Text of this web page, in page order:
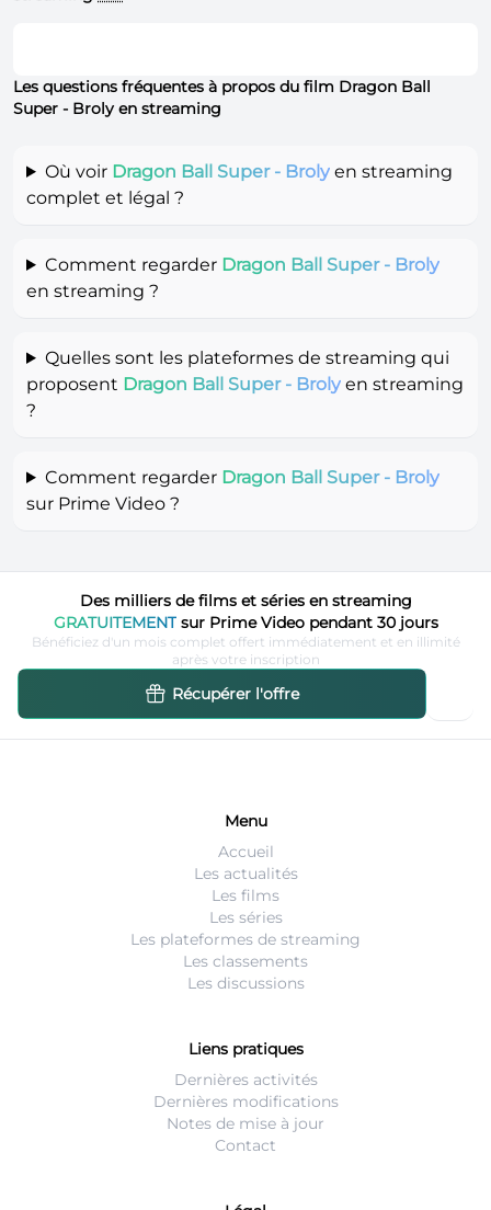
Les questions fréquentes à propos du film Dragon Ball
Super - Broly en streaming
Où voir Dragon Ball Super - Brolyen streaming
complet et légal ?
Comment regarder Dragon Ball Super - Broly
en streaming ?
Quelles sont les plateformes de streaming qui
proposent Dragon Ball Super - Broly en streaming
?
Comment regarder Dragon Ball Super - Broly
sur Prime Video ?
Des milliers de films et séries en streaming
GRATUITEMENTsur Prime Video pendant 30 jours
Bénéficiez d'un mois complet offert immédiatement et en illimité
après votre inscription
Récupérer l'offre
Menu
Accueil
Les actualités
Les films
Les séries
Les plateformes de streaming
Les classements
Les discussions
Liens pratiques
Dernières activités
Dernières modifications
Notes de mise à jour
Contact